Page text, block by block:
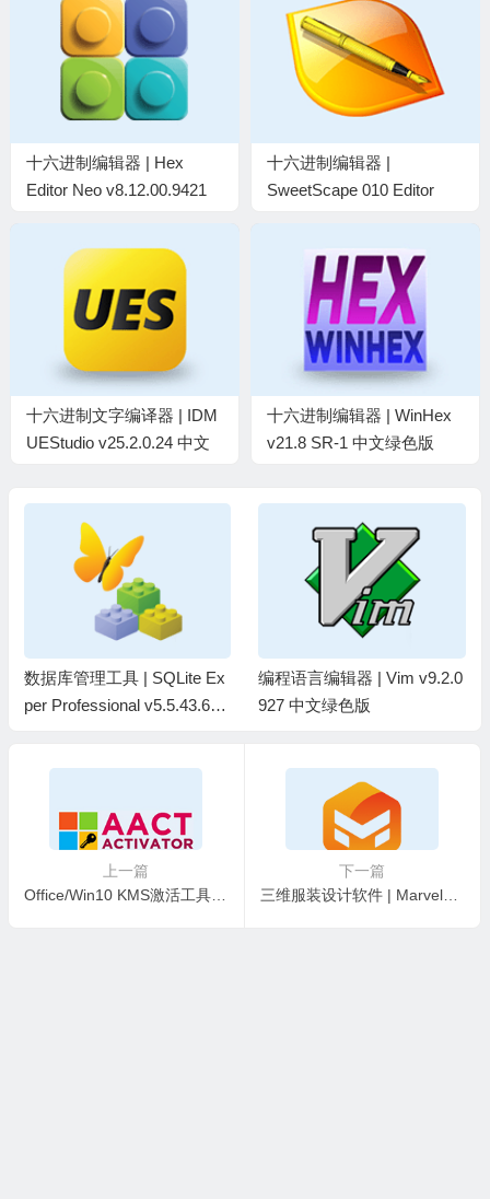
十六进制编辑器 | Hex
Editor Neo v8.12.00.9421
十六进制编辑器 |
SweetScape 010 Editor
十六进制文字编译器 | IDM
UEStudio v25.2.0.24 中文
十六进制编辑器 | WinHex
v21.8 SR-1 中文绿色版
Ex
编程语言编辑器 | Vim v9.2.0
927 中文绿色版
安卓手机投屏软件 |
y v4.1.0 中文绿色版
上一篇
Office/Win10 KMS激活工具 | AAct Network v1.4.4 中文绿色版
下一篇
三维服装设计软件 | Marvelous Designer 2025.2.143 中文破解版